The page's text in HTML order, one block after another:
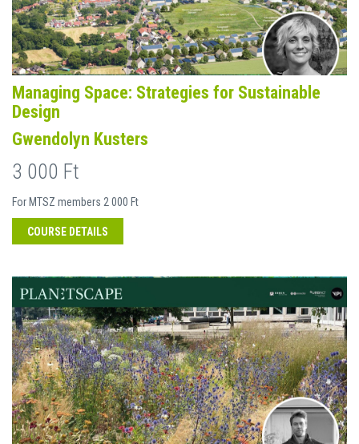
Managing Space: Strategies for Sustainable
Design
Gwendolyn Kusters
3 000 Ft
For MTSZ members 2 000 Ft
COURSE DETAILS